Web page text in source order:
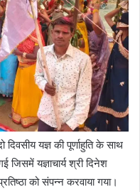
यज्ञ की पूर्णाहुति के साथ
जिसमें यज्ञाचार्य श्री दिनेश
को संपन्न करवाया गया।